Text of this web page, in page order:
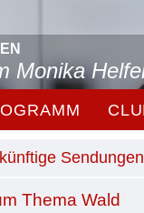
Monika
Sendungen
Thema Wald